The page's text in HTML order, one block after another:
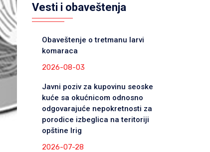
Vesti i obaveštenja
Obaveštenje o tretmanu larvi
komaraca
2026-08-03
Javni poziv za kupovinu seoske
kuće sa okućnicom odnosno
odgovarajuće nepokretnosti za
porodice izbeglica na teritoriji
opštine Irig
2026-07-28